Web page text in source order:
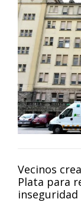
Vecinos
Plata para
inseguridad